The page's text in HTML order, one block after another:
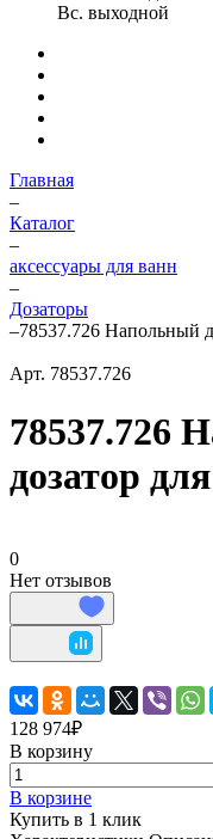
Вс. выходной
Главная
–
Каталог
–
аксессуары для ванн
–
Дозаторы
–78537.726 Напольный
Арт. 78537.726
78537.726
дозатор
0
Нет отзывов
128 974₽
В корзину
В корзине
Купить в 1 клик